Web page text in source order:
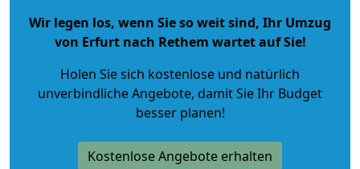
Wir legen los, wenn Sie so weit sind, Ihr Umzug
von Erfurt nach Rethem wartet auf Sie!
Holen Sie sich kostenlose und natürlich
unverbindliche Angebote, damit Sie Ihr Budget
besser planen!
Kostenlose Angebote erhalten